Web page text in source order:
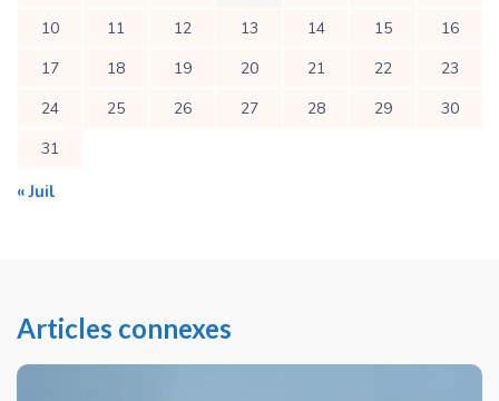
10
11 12 13 14 15
16
17
18 19 20 21 22
23
24
25 26 27 28 29
30
31
« Juil
Articles connexes